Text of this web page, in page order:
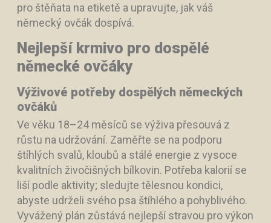
pro štěňata na etiketě a upravujte, jak váš
německý ovčák dospívá.
Nejlepší krmivo pro dospělé
německé ovčáky
Výživové potřeby dospělých německých
ovčáků
Ve věku 18–24 měsíců se výživa přesouvá z
růstu na udržování. Zaměřte se na podporu
štíhlých svalů, kloubů a stálé energie z vysoce
kvalitních živočišných bílkovin. Potřeba kalorií se
liší podle aktivity; sledujte tělesnou kondici,
abyste udrželi svého psa štíhlého a pohyblivého.
Vyvážený plán zůstává nejlepší stravou pro výkon